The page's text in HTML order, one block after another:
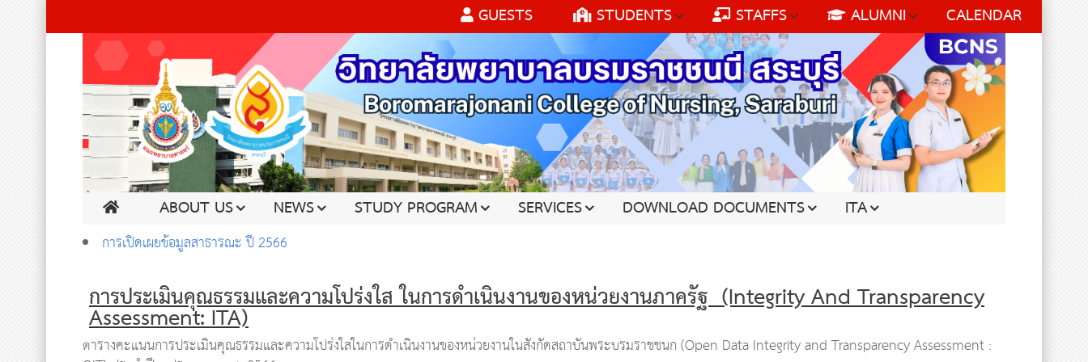
GUESTS STUDENTS STAFFS ALUMNI CALENDAR
ABOUT US NEWS STUDY PROGRAM SERVICES DOWNLOAD DOCUMENTS ITA
การเปิดเผยข้อมูลสาธารณะ ปี 2566
การประเมินคุณธรรมและความโปร่งใส ในการดำเนินงานของหน่วยงานภาครัฐ (Integrity And Transparency
Assessment: ITA)
ตารางคะแนนการประเมินคุณธรรมและความโปร่งใสในการดำเนินงานของหน่วยงานในสังกัดสถาบันพระบรมราชชนก (Open Data Integrity and Transparency Assessment :